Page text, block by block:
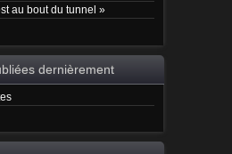
au bout du tunnel »
dernièrement